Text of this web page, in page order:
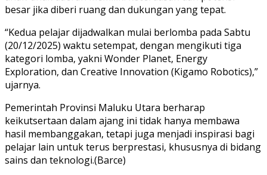
besar jika diberi ruang dan dukungan yang tepat.
“Kedua pelajar dijadwalkan mulai berlomba pada Sabtu
(20/12/2025) waktu setempat, dengan mengikuti tiga
kategori lomba, yakni Wonder Planet, Energy
Exploration, dan Creative Innovation (Kigamo Robotics),”
ujarnya.
Pemerintah Provinsi Maluku Utara berharap
keikutsertaan dalam ajang ini tidak hanya membawa
hasil membanggakan, tetapi juga menjadi inspirasi bagi
pelajar lain untuk terus berprestasi, khususnya di bidang
sains dan teknologi.(Barce)